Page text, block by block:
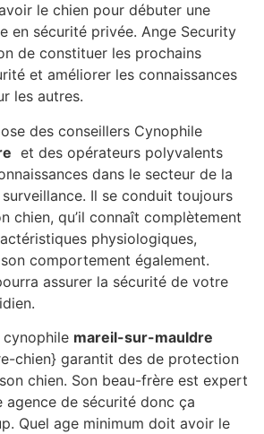
le chien pour débuter une
en sécurité privée. Ange Security
de constituer les prochains
et améliorer les connaissances
les autres.
des conseillers Cynophile
et des opérateurs polyvalents
dans le secteur de la
Il se conduit toujours
chien, qu’il connaît complètement
physiologiques,
comportement également.
assurer la sécurité de votre
cynophile mareil-sur-mauldre
chien} garantit des de protection
chien. Son beau-frère est expert
agence de sécurité donc ça
Quel age minimum doit avoir le